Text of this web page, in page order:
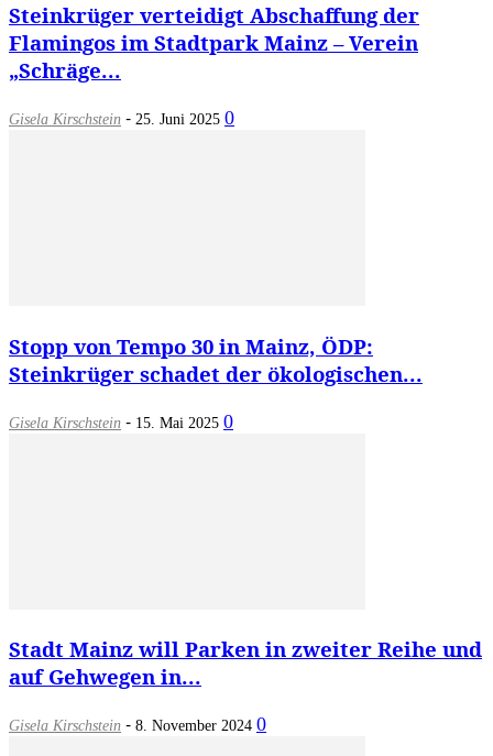
Steinkrüger verteidigt Abschaffung der
Flamingos im Stadtpark Mainz – Verein
„Schräge...
Gisela Kirschstein - 25. Juni 2025 0
Stopp von Tempo 30 in Mainz, ÖDP:
Steinkrüger schadet der ökologischen...
Gisela Kirschstein - 15. Mai 2025 0
Stadt Mainz will Parken in zweiter Reihe und
auf Gehwegen in...
Gisela Kirschstein - 8. November 2024 0